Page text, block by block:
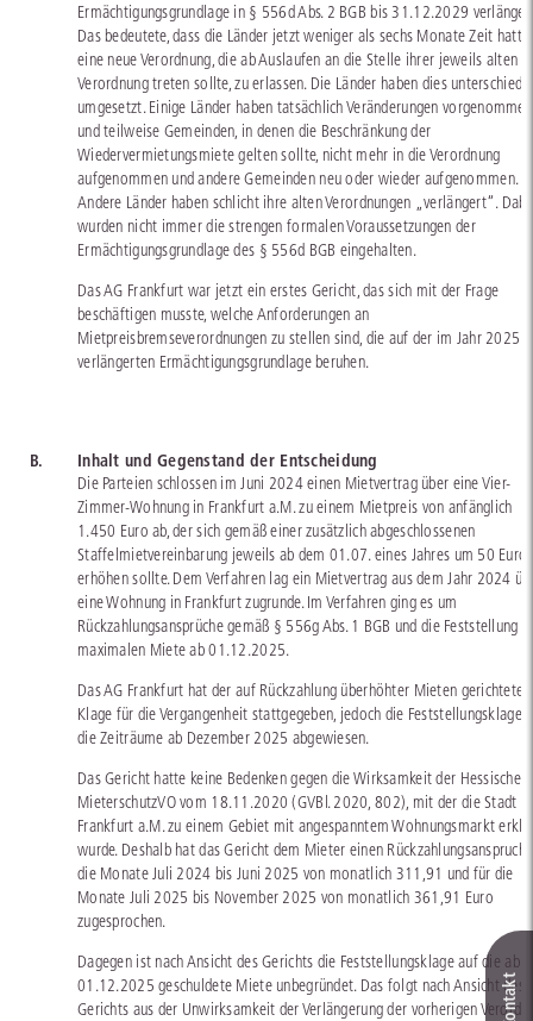
Ermächtigungsgrundlage in § 556d Abs. 2 BGB bis 31.12.2029
Das bedeutete, dass die Länder jetzt weniger als sechs Monate Zeit
eine neue Verordnung, die ab Auslaufen an die Stelle ihrer jeweils alten
Verordnung treten sollte, zu erlassen. Die Länder haben dies
umgesetzt. Einige Länder haben tatsächlich Veränderungen vorgenommen
und teilweise Gemeinden, in denen die Beschränkung der
Wiedervermietungsmiete gelten sollte, nicht mehr in die Verordnung
aufgenommen und andere Gemeinden neu oder wieder aufgenommen.
Andere Länder haben schlicht ihre alten Verordnungen „verlängert“.
wurden nicht immer die strengen formalen Voraussetzungen der
Ermächtigungsgrundlage des § 556d BGB eingehalten.
Das AG Frankfurt war jetzt ein erstes Gericht, das sich mit der Frage
beschäftigen musste, welche Anforderungen an
Mietpreisbremseverordnungen zu stellen sind, die auf der im Jahr 2025
verlängerten Ermächtigungsgrundlage beruhen.
B. Inhalt und Gegenstand der Entscheidung
Die Parteien schlossen im Juni 2024 einen Mietvertrag über eine Vier-
Zimmer-Wohnung in Frankfurt a.M. zu einem Mietpreis von anfänglich
1.450 Euro ab, der sich gemäß einer zusätzlich abgeschlossenen
Staffelmietvereinbarung jeweils ab dem 01.07. eines Jahres um 50 Euro
erhöhen sollte. Dem Verfahren lag ein Mietvertrag aus dem Jahr 2024
eine Wohnung in Frankfurt zugrunde. Im Verfahren ging es um
Rückzahlungsansprüche gemäß § 556g Abs. 1 BGB und die Feststellung
maximalen Miete ab 01.12.2025.
Das AG Frankfurt hat der auf Rückzahlung überhöhter Mieten gerichteten
Klage für die Vergangenheit stattgegeben, jedoch die Feststellungsklage
die Zeiträume ab Dezember 2025 abgewiesen.
Das Gericht hatte keine Bedenken gegen die Wirksamkeit der Hessischen
MieterschutzVO vom 18.11.2020 (GVBl. 2020, 802), mit der die Stadt
Frankfurt a.M. zu einem Gebiet mit angespanntem Wohnungsmarkt
wurde. Deshalb hat das Gericht dem Mieter einen Rückzahlungsanspruch
die Monate Juli 2024 bis Juni 2025 von monatlich 311,91 und für die
Monate Juli 2025 bis November 2025 von monatlich 361,91 Euro
zugesprochen.
Dagegen ist nach Ansicht des Gerichts die Feststellungsklage auf die ab
01.12.2025 geschuldete Miete unbegründet. Das folgt nach Ansicht des
Gerichts aus der Unwirksamkeit der Verlängerung der vorherigen